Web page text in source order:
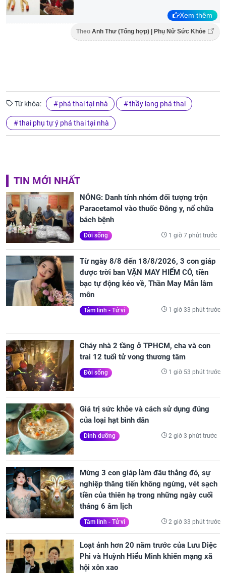
Xem thêm
Theo Anh Thư (Tổng hợp) | Phụ Nữ Sức Khỏe
Từ khóa: phá thai tại nhà thầy lang phá thai
thai phụ tự ý phá thai tại nhà
TIN MỚI NHẤT
NÓNG: Danh tính nhóm đối tượng trộn
Paracetamol vào thuốc Đông y, nổ chữa
bách bệnh
Đời sống 1 giờ 7 phút trước
Từ ngày 8/8 đến 18/8/2026, 3 con giáp
được trời ban VẬN MAY HIẾM CÓ, tiền
bạc tự động kéo về, Thần May Mắn lâm
môn
Tâm linh - Tử vi 1 giờ 33 phút trước
Cháy nhà 2 tầng ở TPHCM, cha và con
trai 12 tuổi tử vong thương tâm
Đời sống 1 giờ 53 phút trước
Giá trị sức khỏe và cách sử dụng đúng
của loại hạt bình dân
Dinh dưỡng 2 giờ 3 phút trước
Mừng 3 con giáp làm đâu thắng đó, sự
nghiệp thăng tiến không ngừng, vét sạch
tiền của thiên hạ trong những ngày cuối
tháng 6 âm lịch
Tâm linh - Tử vi 2 giờ 33 phút trước
Loạt ảnh hơn 20 năm trước của Lưu Diệc
Phi và Huỳnh Hiểu Minh khiến mạng xã
hội xôn xao